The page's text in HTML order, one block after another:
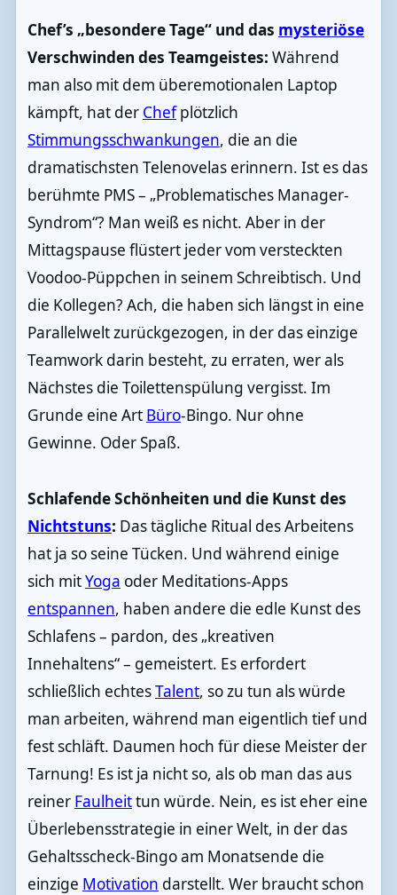
Chef’s „besondere Tage“ und das mysteriöse
Verschwinden des Teamgeistes: Während
man also mit dem überemotionalen Laptop
kämpft, hat der Chefplötzlich
Stimmungsschwankungen, die an die
dramatischsten Telenovelas erinnern. Ist es das
berühmte PMS – „Problematisches Manager-
Syndrom“? Man weiß es nicht. Aber in der
Mittagspause flüstert jeder vom versteckten
Voodoo-Püppchen in seinem Schreibtisch. Und
die Kollegen? Ach, die haben sich längst in eine
Parallelwelt zurückgezogen, in der das einzige
Teamwork darin besteht, zu erraten, wer als
Nächstes die Toilettenspülung vergisst. Im
Grunde eine Art Büro-Bingo. Nur ohne
Gewinne. Oder Spaß.
Schlafende Schönheiten und die Kunst des
Nichtstuns: Das tägliche Ritual des Arbeitens
hat ja so seine Tücken. Und während einige
sich mitYoga oder Meditations-Apps
entspannen, haben andere die edle Kunst des
Schlafens – pardon, des „kreativen
Innehaltens“ – gemeistert. Es erfordert
schließlich echtesTalent, so zu tun als würde
man arbeiten, während man eigentlich tief und
fest schläft. Daumen hoch für diese Meister der
Tarnung! Es ist ja nicht so, als ob man das aus
reiner Faulheittun würde. Nein, es ist eher eine
Überlebensstrategie in einer Welt, in der das
Gehaltsscheck-Bingo am Monatsende die
einzige Motivation darstellt. Wer braucht schon